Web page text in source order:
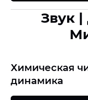
Звук
Химическая
динамика